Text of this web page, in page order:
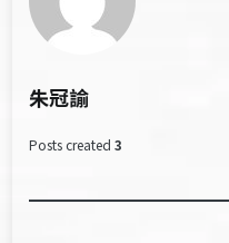
朱冠諭
Posts created 3